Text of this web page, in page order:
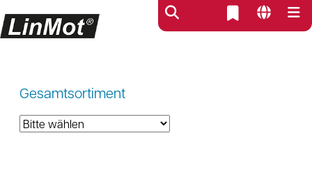
Gesamtsortiment